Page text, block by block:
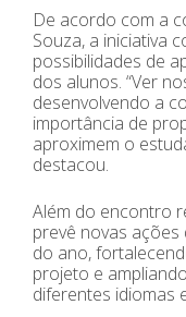
De acordo com a
Souza, a iniciativa
possibilidades de
dos alunos. “Ver
desenvolvendo a
importância de
aproximem o
destacou.
Além do encontro
prevê novas
do ano,
projeto e
diferentes idiomas